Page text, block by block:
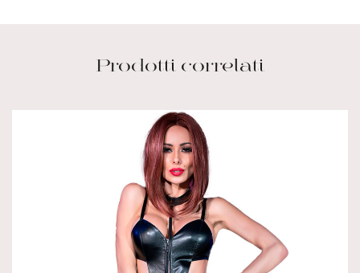
Prodotti correlati